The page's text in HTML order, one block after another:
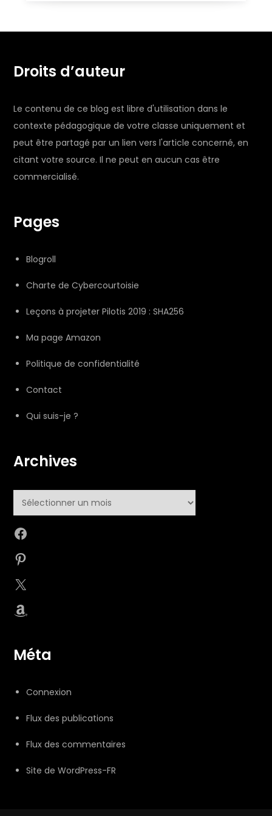
Droits d’auteur
Le contenu de ce blog est libre d'utilisation dans le
contexte pédagogique de votre classe uniquement et
peut être partagé par un lien vers l'article concerné, en
citant votre source. Il ne peut en aucun cas être
commercialisé.
Pages
Blogroll
Charte de Cybercourtoisie
Leçons à projeter Pilotis 2019 : SHA256
Ma page Amazon
Politique de confidentialité
Contact
Qui suis-je ?
Archives
Archives
Facebook
Pinterest
X
Amazon
Méta
Connexion
Flux des publications
Flux des commentaires
Site de WordPress-FR